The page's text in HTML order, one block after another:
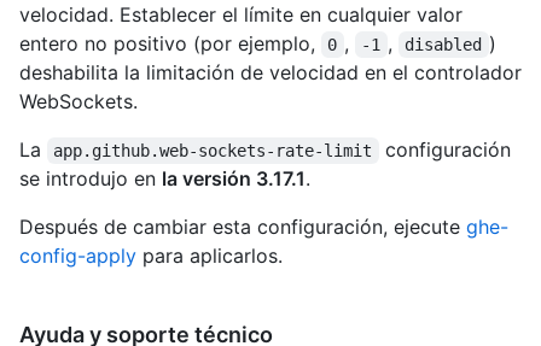
velocidad. Establecer el límite en cualquier valor
entero no positivo (por ejemplo,
0 , -1 , disabled )
deshabilita la limitación de velocidad en el controlador
WebSockets.
La
app.github.web-sockets-rate-limit
configuración
se introdujo en la versión 3.17.1.
Después de cambiar esta configuración, ejecute ghe-
config-apply para aplicarlos.
Ayuda y soporte técnico